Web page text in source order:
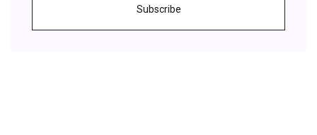
Subscribe